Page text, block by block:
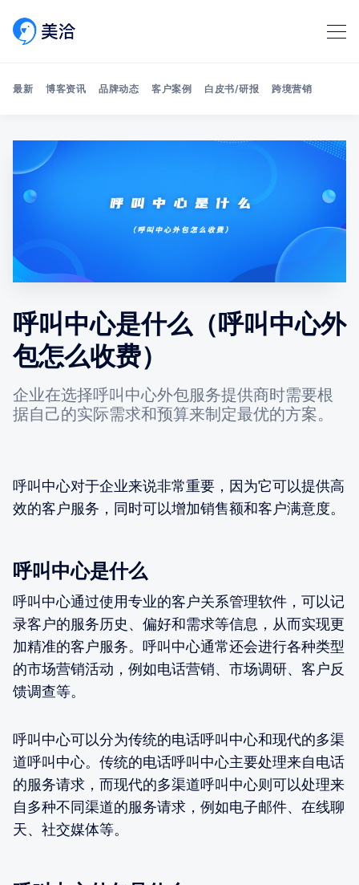
最新 博客资讯 品牌动态 客户案例 白皮书/研报 跨境营销
呼叫中心是什么（呼叫中心外
包怎么收费）
企业在选择呼叫中心外包服务提供商时需要根
据自己的实际需求和预算来制定最优的方案。
呼叫中心对于企业来说非常重要，因为它可以提供高
效的客户服务，同时可以增加销售额和客户满意度。
呼叫中心是什么
呼叫中心通过使用专业的客户关系管理软件，可以记
录客户的服务历史、偏好和需求等信息，从而实现更
加精准的客户服务。呼叫中心通常还会进行各种类型
的市场营销活动，例如电话营销、市场调研、客户反
馈调查等。
呼叫中心可以分为传统的电话呼叫中心和现代的多渠
道呼叫中心。传统的电话呼叫中心主要处理来自电话
的服务请求，而现代的多渠道呼叫中心则可以处理来
自多种不同渠道的服务请求，例如电子邮件、在线聊
天、社交媒体等。